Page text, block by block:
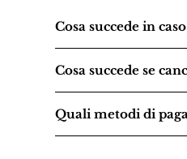
Cosa succede in
Cosa succede se
Quali metodi di